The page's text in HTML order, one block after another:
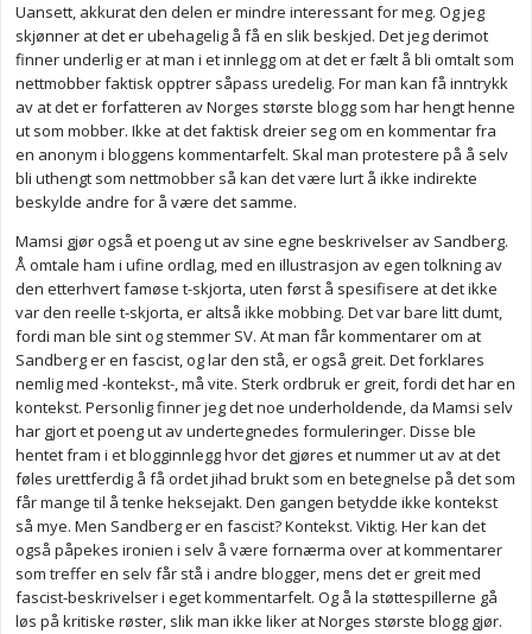
Uansett, akkurat den delen er mindre interessant for meg. Og jeg
skjønner at det er ubehagelig å få en slik beskjed. Det jeg derimot
finner underlig er at man i et innlegg om at det er fælt å bli omtalt som
nettmobber faktisk opptrer såpass uredelig. For man kan få inntrykk
av at det er forfatteren av Norges største blogg som har hengt henne
ut som mobber. Ikke at det faktisk dreier seg om en kommentar fra
en anonym i bloggens kommentarfelt. Skal man protestere på å selv
bli uthengt som nettmobber så kan det være lurt å ikke indirekte
beskylde andre for å være det samme.
Mamsi gjør også et poeng ut av sine egne beskrivelser av Sandberg.
Å omtale ham i ufine ordlag, med en illustrasjon av egen tolkning av
den etterhvert famøse t-skjorta, uten først å spesifisere at det ikke
var den reelle t-skjorta, er altså ikke mobbing. Det var bare litt dumt,
fordi man ble sint og stemmer SV. At man får kommentarer om at
Sandberg er en fascist, og lar den stå, er også greit. Det forklares
nemlig med -kontekst-, må vite. Sterk ordbruk er greit, fordi det har en
kontekst. Personlig finner jeg det noe underholdende, da Mamsi selv
har gjort et poeng ut av undertegnedes formuleringer. Disse ble
hentet fram i et blogginnlegg hvor det gjøres et nummer ut av at det
føles urettferdig å få ordet jihad brukt som en betegnelse på det som
får mange til å tenke heksejakt. Den gangen betydde ikke kontekst
så mye. Men Sandberg er en fascist? Kontekst. Viktig. Her kan det
også påpekes ironien i selv å være fornærma over at kommentarer
som treffer en selv får stå i andre blogger, mens det er greit med
fascist-beskrivelser i eget kommentarfelt. Og å la støttespillerne gå
løs på kritiske røster, slik man ikke liker at Norges største blogg gjør.